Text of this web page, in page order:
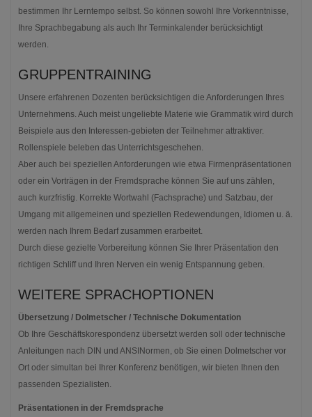
bestimmen Ihr Lerntempo selbst. So können sowohl Ihre Vorkenntnisse,
Ihre Sprachbegabung als auch Ihr Terminkalender berücksichtigt
werden.
GRUPPENTRAINING
Unsere erfahrenen Dozenten berücksichtigen die Anforderungen Ihres
Unternehmens. Auch meist ungeliebte Materie wie Grammatik wird durch
Beispiele aus den Interessen-gebieten der Teilnehmer attraktiver.
Rollenspiele beleben das Unterrichtsgeschehen.
Aber auch bei speziellen Anforderungen wie etwa Firmenpräsentationen
oder ein Vorträgen in der Fremdsprache können Sie auf uns zählen,
auch kurzfristig. Korrekte Wortwahl (Fachsprache) und Satzbau, der
Umgang mit allgemeinen und speziellen Redewendungen, Idiomen u. ä.
werden nach Ihrem Bedarf zusammen erarbeitet.
Durch diese gezielte Vorbereitung können Sie Ihrer Präsentation den
richtigen Schliff und Ihren Nerven ein wenig Entspannung geben.
WEITERE SPRACHOPTIONEN
Übersetzung / Dolmetscher / Technische Dokumentation
Ob Ihre Geschäftskorespondenz übersetzt werden soll oder technische
Anleitungen nach DIN und ANSINormen, ob Sie einen Dolmetscher vor
Ort oder simultan bei Ihrer Konferenz benötigen, wir bieten Ihnen den
passenden Spezialisten.
Präsentationen in der Fremdsprache